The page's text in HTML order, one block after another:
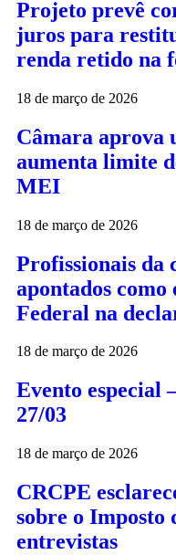
Projeto prevê
juros para
renda retido na
18 de março de 2026
Câmara aprova
aumenta limite
MEI
18 de março de 2026
Profissionais da
apontados como
Federal na
18 de março de 2026
Evento especial
27/03
18 de março de 2026
CRCPE
sobre o Imposto
entrevistas